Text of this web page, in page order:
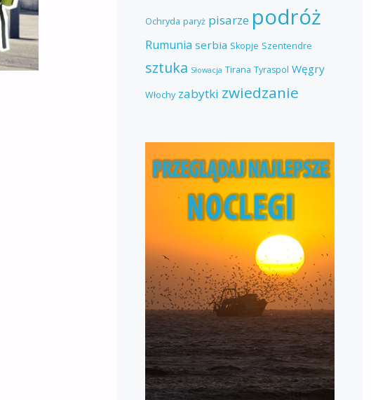
Ochryda paryż pisarze podróż
Rumunia serbia Skopje Szentendre
sztuka Słowacja Tirana Tyraspol Węgry
Włochy zabytki zwiedzanie